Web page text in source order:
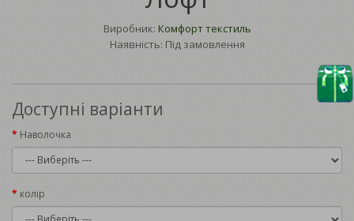
Виробник: Комфорт текстиль
Наявність: Під замовлення
Доступні варіанти
Наволочка
колір